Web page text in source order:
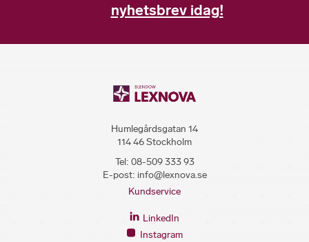
nyhetsbrev idag!
Humlegårdsgatan 14
114 46 Stockholm
Tel: 08-509 333 93
E-post: info@lexnova.se
Kundservice
LinkedIn
Instagram